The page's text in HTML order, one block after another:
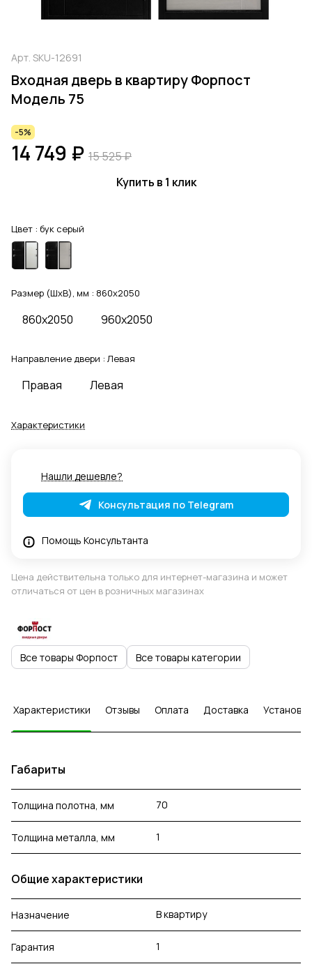
Арт. SKU-12691
Входная дверь в квартиру Форпост
Модель 75
-5%
14 749 ₽ 15 525 ₽
Купить в 1 клик
Цвет : бук серый
Размер (ШхВ), мм : 860x2050
860x2050 960x2050
Направление двери : Левая
Правая Левая
Характеристики
Нашли дешевле?
Консультация по Telegram
Помощь Консультанта
Цена действительна только для интернет-магазина и может
отличаться от цен в розничных магазинах
Все товары Форпост Все товары категории
Характеристики Отзывы Оплата Доставка Установка
Габариты
Толщина полотна, мм 70
Толщина металла, мм 1
Общие характеристики
Назначение В квартиру
Гарантия 1